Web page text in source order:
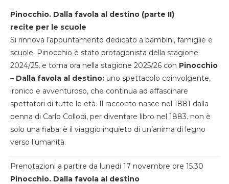
Pinocchio. Dalla favola al destino (parte II)
recite per le scuole
Si rinnova l’appuntamento dedicato a bambini, famiglie e
scuole. Pinocchio è stato protagonista della stagione
2024/25, e torna ora nella stagione 2025/26 con Pinocchio
– Dalla favola al destino: uno spettacolo coinvolgente,
ironico e avventuroso, che continua ad affascinare
spettatori di tutte le età. Il racconto nasce nel 1881 dalla
penna di Carlo Collodi, per diventare libro nel 1883. non è
solo una fiaba: è il viaggio inquieto di un’anima di legno
verso l’umanità.
Prenotazioni a partire da lunedi 17 novembre ore 15.30
Pinocchio. Dalla favola al destino